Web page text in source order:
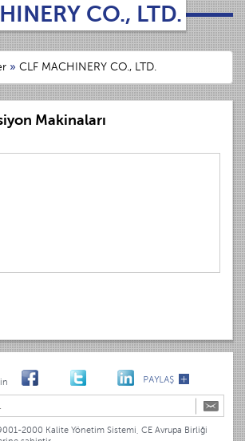
CO., LTD.
» CLF MACHINERY CO., LTD.
Makinaları
2000 Kalite Yönetim Sistemi, CE Avrupa Birliği